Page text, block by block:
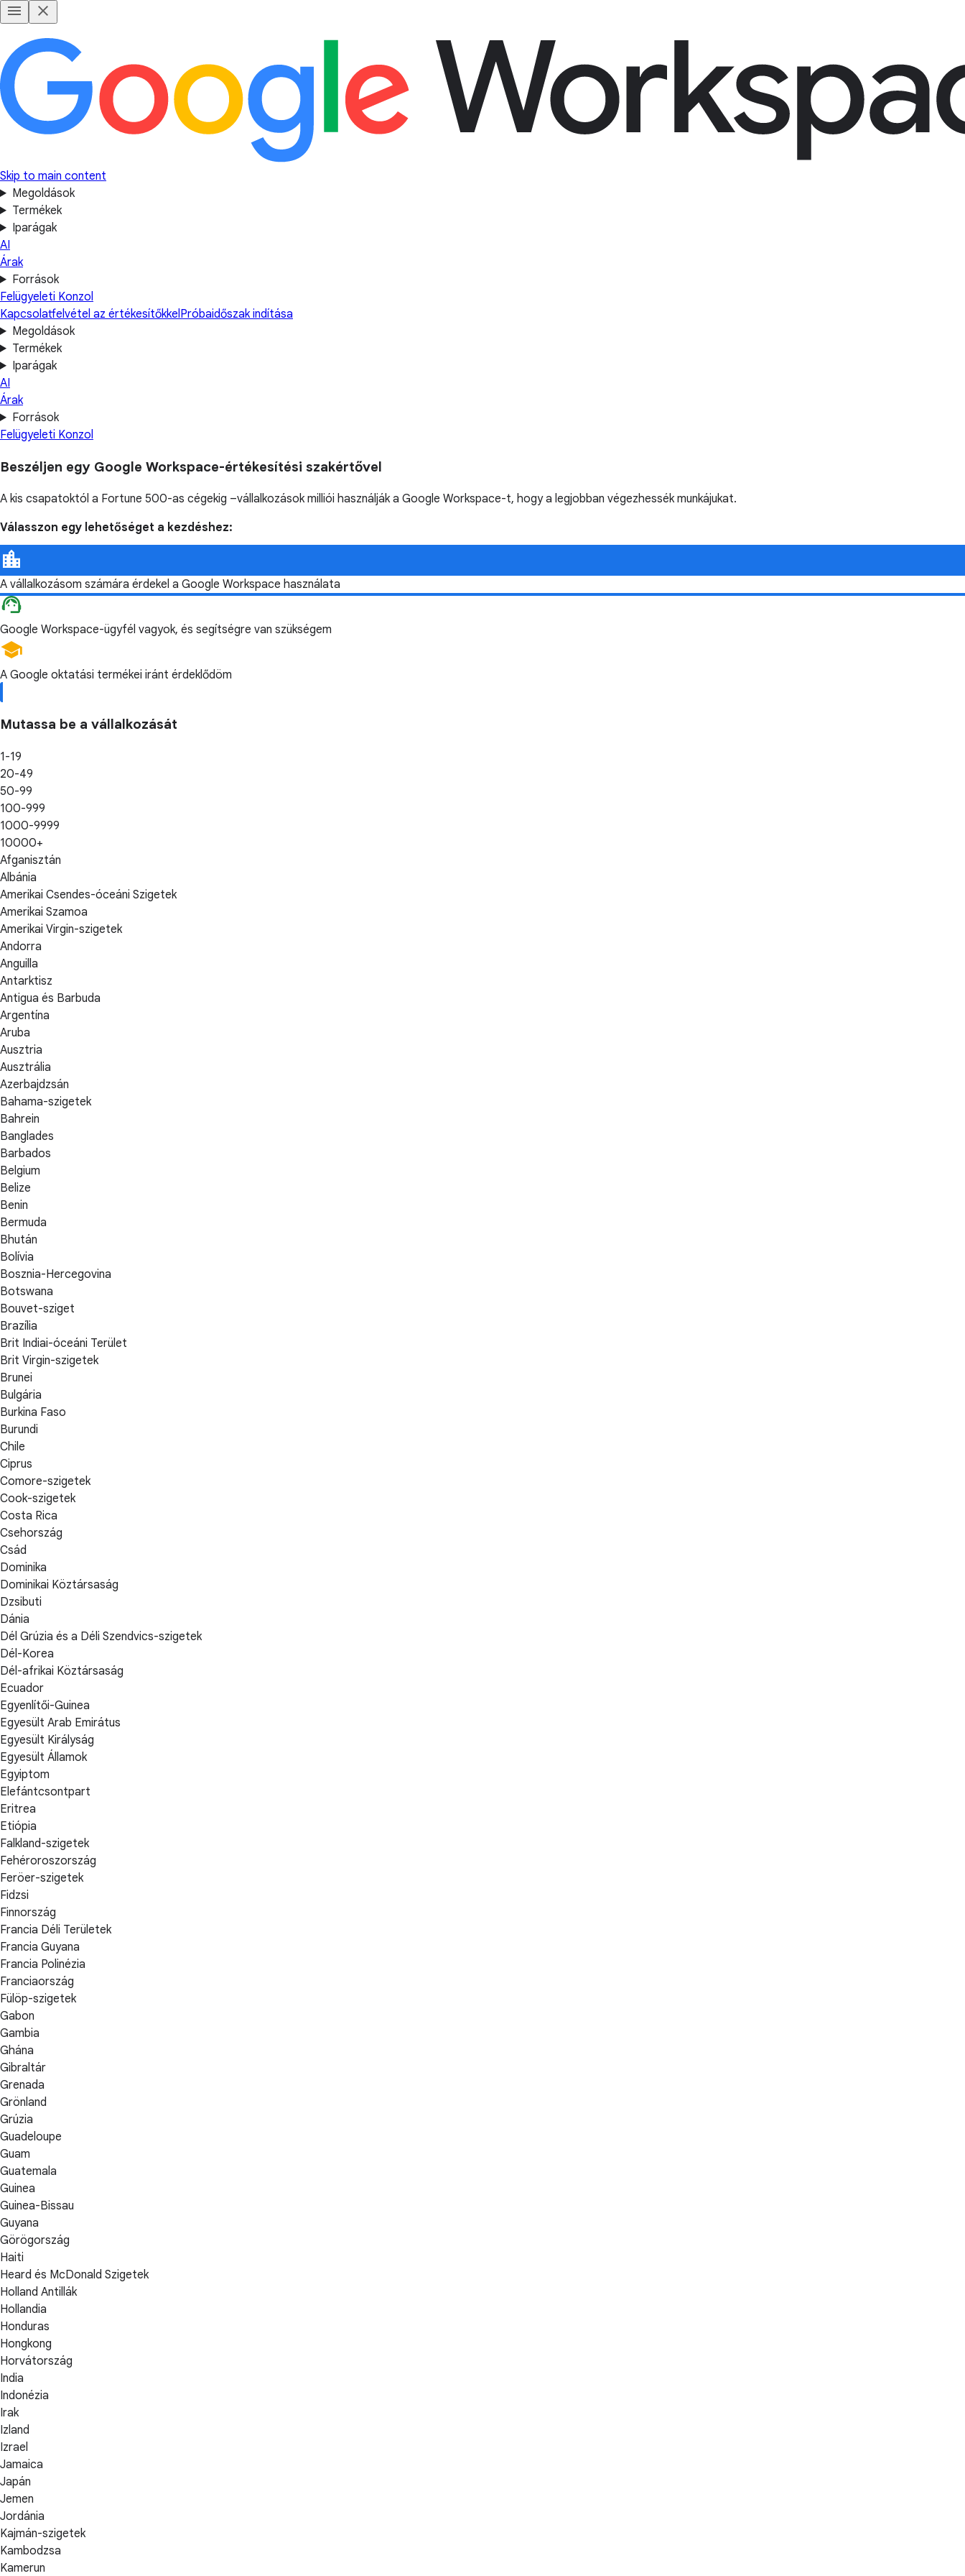
Skip to main content
Megoldások
Termékek
Iparágak
AI
Árak
Források
Felügyeleti Konzol
Kapcsolatfelvétel az értékesítőkkelPróbaidőszak indítása
Megoldások
Termékek
Iparágak
AI
Árak
Források
Felügyeleti Konzol
Beszéljen egy Google Workspace-értékesítési szakértővel
A kis csapatoktól a Fortune 500-as cégekig –vállalkozások milliói használják a Google Workspace-t, hogy a legjobban végezhessék munkájukat.
Válasszon egy lehetőséget a kezdéshez:
A vállalkozásom számára érdekel a Google Workspace használata
Google Workspace-ügyfél vagyok, és segítségre van szükségem
A Google oktatási termékei iránt érdeklődöm
Mutassa be a vállalkozását
1-19
20-49
50-99
100-999
1000-9999
10000+
Afganisztán
Albánia
Amerikai Csendes-óceáni Szigetek
Amerikai Szamoa
Amerikai Virgin-szigetek
Andorra
Anguilla
Antarktisz
Antigua és Barbuda
Argentína
Aruba
Ausztria
Ausztrália
Azerbajdzsán
Bahama-szigetek
Bahrein
Banglades
Barbados
Belgium
Belize
Benin
Bermuda
Bhután
Bolívia
Bosznia-Hercegovina
Botswana
Bouvet-sziget
Brazília
Brit Indiai-óceáni Terület
Brit Virgin-szigetek
Brunei
Bulgária
Burkina Faso
Burundi
Chile
Ciprus
Comore-szigetek
Cook-szigetek
Costa Rica
Csehország
Csád
Dominika
Dominikai Köztársaság
Dzsibuti
Dánia
Dél Grúzia és a Déli Szendvics-szigetek
Dél-Korea
Dél-afrikai Köztársaság
Ecuador
Egyenlítői-Guinea
Egyesült Arab Emirátus
Egyesült Királyság
Egyesült Államok
Egyiptom
Elefántcsontpart
Eritrea
Etiópia
Falkland-szigetek
Fehéroroszország
Feröer-szigetek
Fidzsi
Finnország
Francia Déli Területek
Francia Guyana
Francia Polinézia
Franciaország
Fülöp-szigetek
Gabon
Gambia
Ghána
Gibraltár
Grenada
Grönland
Grúzia
Guadeloupe
Guam
Guatemala
Guinea
Guinea-Bissau
Guyana
Görögország
Haiti
Heard és McDonald Szigetek
Holland Antillák
Hollandia
Honduras
Hongkong
Horvátország
India
Indonézia
Irak
Izland
Izrael
Jamaica
Japán
Jemen
Jordánia
Kajmán-szigetek
Kambodzsa
Kamerun